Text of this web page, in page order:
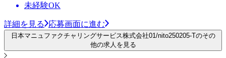
未経験OK
詳細を見る 応募画面に進む
日本マニュファクチャリングサービス株式会社01/nito250205-Tのその
他の求人を見る